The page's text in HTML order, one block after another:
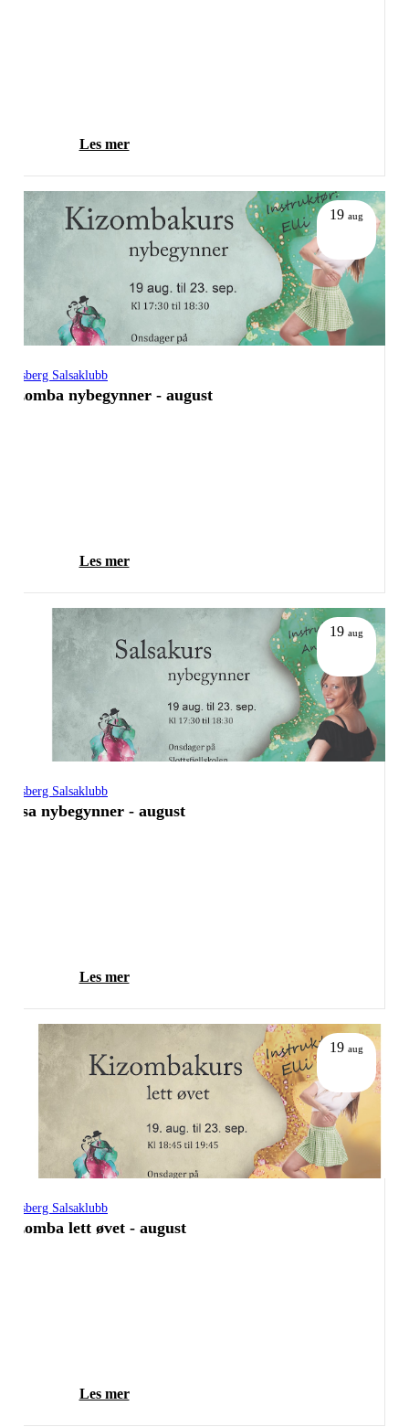
Les mer
Tønsberg Salsaklubb
Kizomba nybegynner - august
Les mer
19 aug
Tønsberg Salsaklubb
Salsa nybegynner - august
Les mer
19 aug
Tønsberg Salsaklubb
Kizomba lett øvet - august
Les mer
19 aug